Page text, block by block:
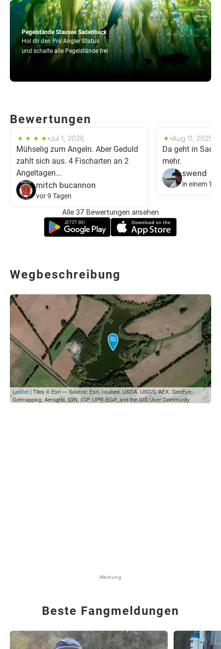
Pegelstände Stausee Sadenbeck
Hol dir den Pro Angler Status
und schalte alle Pegelstände frei
Bewertungen
Jul 1, 2026
Mühselig zum Angeln. Aber Geduld
zahlt sich aus. 4 Fischarten an 2
Angeltagen...
mitch bucannon
vor 9 Tagen
Aug 11, 2025
Da geht in
mehr.
swend
in einem Tag
Alle 37 Bewertungen ansehen
Wegbeschreibung
Leaflet | Tiles © Esri — Source: Esri, i-cubed, USDA, USGS, AEX, GeoEye,
Getmapping, Aerogrid, IGN, IGP, UPR-EGP, and the GIS User Community
Werbung
Beste Fangmeldungen